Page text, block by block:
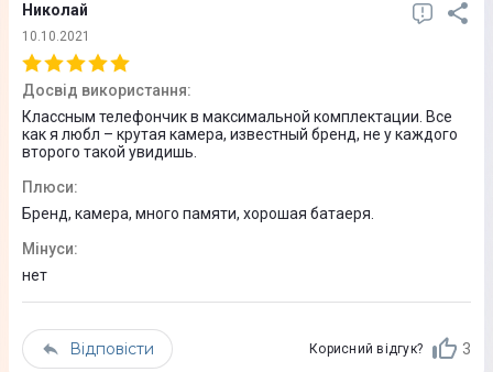
Співвідношення сторін
19,5:9
Співвідношення екран/корпус
Додатково
Яскравість до 1000 кд/м² (стандартна)
Яскравість до 1200 кд/м² під час перегляду контенту у
форматі HDR
Контрастність 2 000 000:1 (стандартна)
Тактильний відгук при натисканні
Николай
10.10.2021
Досвід використання:
Классным телефончик в максимальной комплектации. Все
как я любл – крутая камера, известный бренд, не у каждого
второго такой увидишь.
Плюси:
Бренд, камера, много памяти, хорошая батаеря.
Мінуси:
нет
Відповісти Корисний відгук? 3